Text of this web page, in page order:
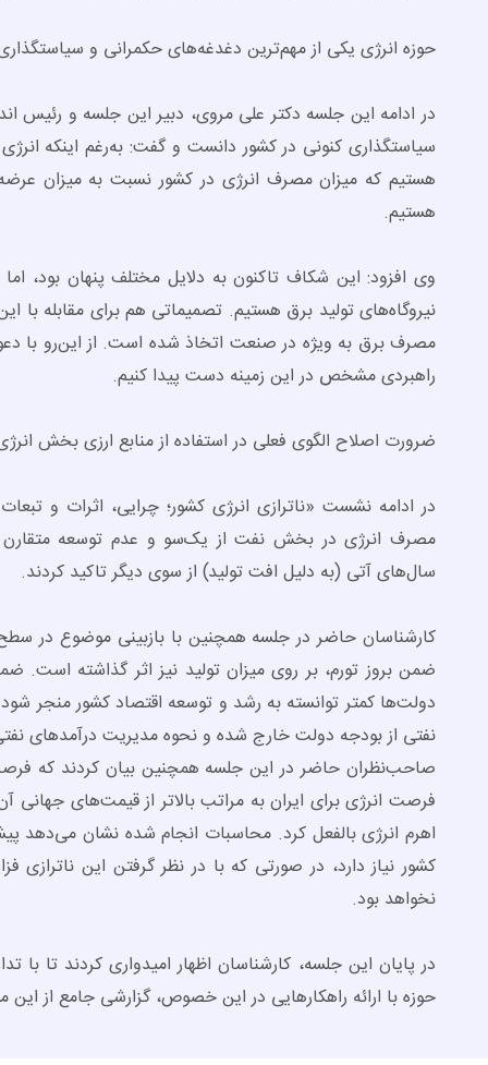
حوزه انرژی یکی از مهم‌ترین دغدغه‌های حکمرانی و
در ادامه این جلسه دکتر علی مروی، دبیر این جلسه و رئیس
سیاستگذاری کنونی در کشور دانست و گفت: به‌رغم اینکه
هستیم که میزان مصرف انرژی در کشور نسبت به میزان
هستیم.
وی افزود: این شکاف تاکنون به دلایل مختلف پنهان بود،
نیروگاه‌های تولید برق هستیم. تصمیماتی هم برای مقابله
مصرف برق به ویژه در صنعت اتخاذ شده است. از این‌رو با
راهبردی مشخص در این زمینه دست پیدا کنیم.
ضرورت اصلاح الگوی فعلی در استفاده از منابع ارزی بخش
در ادامه نشست «ناترازی انرژی کشور؛ چرایی، اثرات و
مصرف انرژی در بخش نفت از یک‌سو و عدم توسعه
سال‌های آتی (به دلیل افت تولید) از سوی دیگر تاکید کردند.
کارشناسان حاضر در جلسه همچنین با بازبینی موضوع در سطح
ضمن بروز تورم، بر روی میزان تولید نیز اثر گذاشته
دولت‌ها کمتر توانسته به رشد و توسعه اقتصاد کشور منجر
نفتی از بودجه دولت خارج شده و نحوه مدیریت درآمد‌های
صاحب‌نظران حاضر در این جلسه همچنین بیان کردند که
فرصت انرژی برای ایران به مراتب بالاتر از قیمت‌های
کشور نیاز دارد، در صورتی که با در نظر گرفتن این ناترازی
نخواهد بود.
در پایان این جلسه، کارشناسان اظهار امیدواری کردند تا
حوزه با ارائه راهکار‌هایی در این خصوص، گزارشی جامع از